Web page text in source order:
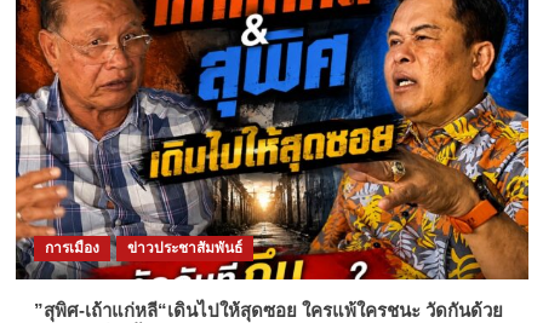
การเมือง ข่าวประชาสัมพันธ์
”สุพิศ-เถ้าแก่หลี“เดินไปให้สุดซอย ใครแพ้ใครชนะ วัดกันด้วย